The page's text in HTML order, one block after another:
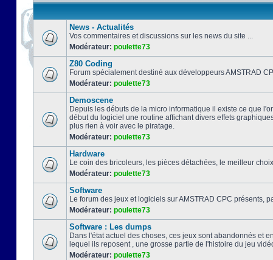
News - Actualités
Vos commentaires et discussions sur les news du site ...
Modérateur: poulette73
Z80 Coding
Forum spécialement destiné aux développeurs AMSTRAD
Modérateur: poulette73
Demoscene
Depuis les débuts de la micro informatique il existe ce que
début du logiciel une routine affichant divers effets
plus rien à voir avec le piratage.
Modérateur: poulette73
Hardware
Le coin des bricoleurs, les pièces détachées, le meilleur
Modérateur: poulette73
Software
Le forum des jeux et logiciels sur AMSTRAD CPC présents,
Modérateur: poulette73
Software : Les dumps
Dans l'état actuel des choses, ces jeux sont abandonnés et
lequel ils reposent , une grosse partie de l'histoire du jeu
Modérateur: poulette73